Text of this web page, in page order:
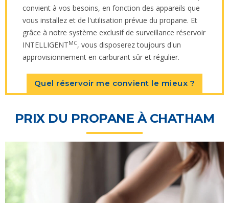
convient à vos besoins, en fonction des appareils que
vous installez et de l'utilisation prévue du propane. Et
grâce à notre système exclusif de surveillance réservoir
INTELLIGENTMC, vous disposerez toujours d'un
approvisionnement en carburant sûr et régulier.
Quel réservoir me convient le mieux ?
PRIX DU PROPANE À CHATHAM